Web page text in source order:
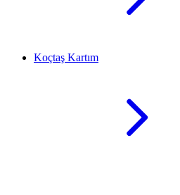
Koçtaş Kartım